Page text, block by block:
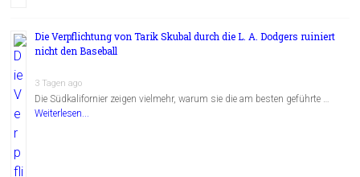
Die Verpflichtung von Tarik Skubal durch die L. A. Dodgers ruiniert
nicht den Baseball
3 Tagen ago
Die Südkalifornier zeigen vielmehr, warum sie die am besten geführte …
Weiterlesen...